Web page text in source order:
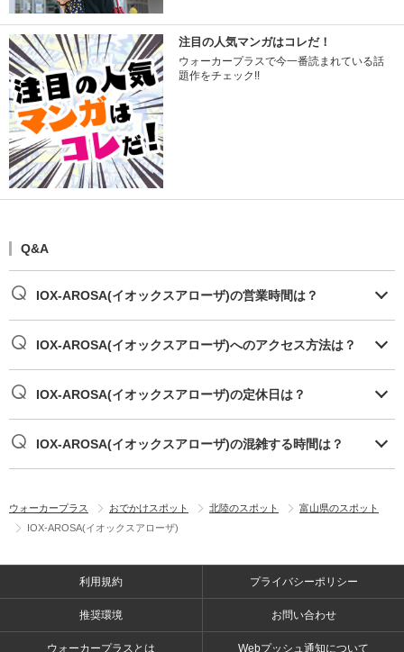
注目の人気マンガはコレだ！
ウォーカープラスで今一番読まれている話
題作をチェック!!
Q&A
IOX-AROSA(イオックスアローザ)の営業時間は？
IOX-AROSA(イオックスアローザ)へのアクセス方法は？
IOX-AROSA(イオックスアローザ)の定休日は？
IOX-AROSA(イオックスアローザ)の混雑する時間は？
ウォーカープラス おでかけスポット 北陸のスポット
富山県のスポット
IOX-AROSA(イオックスアローザ)
利用規約 プライバシーポリシー
推奨環境 お問い合わせ
ウォーカープラスとは Webプッシュ通知について